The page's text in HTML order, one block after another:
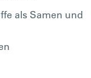
als Samen und